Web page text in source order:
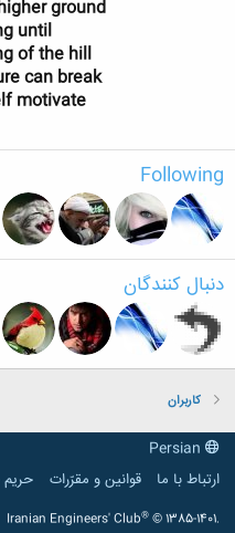
ground
until
of the hill
can break
motivate
Following
دنبال کنندگان
کاربران
ارتباط با ما
قوانین و مقرّرات
Iranian Engineers' Club® © 1385-1401.